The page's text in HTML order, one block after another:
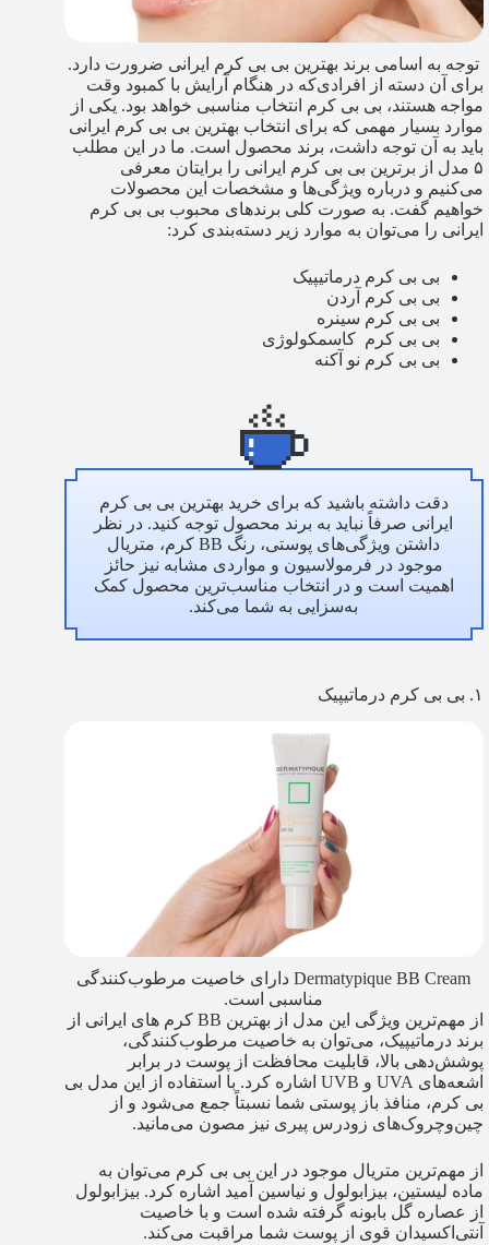
توجه به اسامی برند بهترین بی بی کرم ایرانی ضرورت دارد.
برای آن دسته از افرادی‌که در هنگام آرایش با کمبود وقت
مواجه هستند، بی بی کرم انتخاب مناسبی خواهد بود. یکی از
موارد بسیار مهمی که برای انتخاب بهترین بی بی کرم ایرانی
باید به آن توجه داشت، برند محصول است. ما در این مطلب
۵ مدل از برترین بی بی کرم ایرانی را برایتان معرفی
می‌کنیم و درباره ویژگی‌ها و مشخصات این محصولات
خواهیم گفت. به صورت کلی برندهای محبوب بی بی کرم
ایرانی را می‌توان به موارد زیر دسته‌بندی کرد:
بی بی کرم درماتیپیک
بی بی کرم آردن
بی بی کرم سینره
بی بی کرم کاسمکولوژی
بی بی کرم نو آکنه
دقت داشته باشید که برای خرید بهترین بی بی کرم
ایرانی صرفاً نباید به برند محصول توجه کنید. در نظر
داشتن ویژگی‌های پوستی، رنگ BB کرم، متریال
موجود در فرمولاسیون و مواردی مشابه نیز حائز
اهمیت است و در انتخاب مناسب‌ترین محصول کمک
به‌سزایی به شما می‌کند.
۱. بی بی کرم درماتیپیک
Dermatypique BB Cream دارای خاصیت مرطوب‌کنندگی
مناسبی است.
از مهم‌ترین ویژگی این مدل از بهترین BB کرم های ایرانی از
برند درماتیپیک، می‌توان به خاصیت مرطوب‌کنندگی،
پوشش‌دهی بالا، قابلیت محافظت از پوست در برابر
اشعه‌های UVA و UVB اشاره کرد. با استفاده از این مدل بی
بی کرم، منافذ باز پوستی شما نسبتاً جمع می‌شود و از
چین‌وچروک‌های زودرس پیری نیز مصون می‌مانید.
از مهم‌ترین متریال موجود در این بی بی کرم می‌توان به
ماده لیستین، بیزابولول و نیاسین آمید اشاره کرد. بیزابولول
از عصاره گل بابونه گرفته شده است و با خاصیت
آنتی‌اکسیدان قوی از پوست شما مراقبت می‌کند.